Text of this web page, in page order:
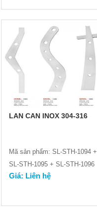
LAN CAN INOX 304-316
Mã sản phẩm: SL-STH-1094 +
SL-STH-1095 + SL-STH-1096
Giá: Liên hệ